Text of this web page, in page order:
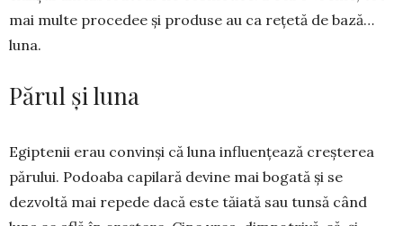
mai multe proce­dee și produse au ca re­țetă de bază…
luna.
Părul și luna
Egiptenii erau con­vinși că luna influențează creș­terea
păru­lui. Podoa­ba capilară devine mai bogată și se
dezvoltă mai repede dacă este tăiată sau tunsă când